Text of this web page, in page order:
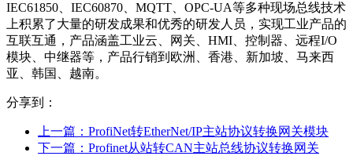
IEC61850、IEC60870、MQTT、OPC-UA等多种现场总线技术
上积累了大量的研发成果和优秀的研发人员，实现工业产品的
互联互通，产品涵盖工业云、网关、HMI、控制器、远程I/O
模块、中继器等，产品行销到欧洲、香港、新加坡、马来西
亚、韩国、越南。
分享到：
上一篇： ProfiNet转EtherNet/IP主站协议转换网关模块
下一篇： Profinet从站转CAN主站总线协议转换网关